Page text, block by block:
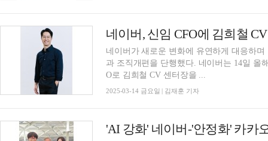
네이버, 신임 CFO에 김희철
네이버가 새로운 변화에 유연하게 대응하
과 조직개편을 단행했다. 네이버는 14일 올해 임기가 만료되는 김남선 CFO를 대신해 신임 CF
O로 김희철 CV 센터장을 ...
2025-03-14 금요일 | 김재훈 기자
'AI 강화' 네이버-'안정화' 카카